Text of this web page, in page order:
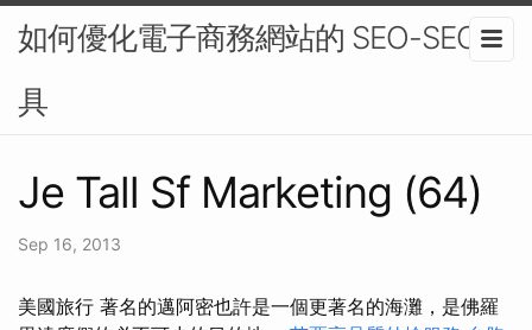
如何優化電子商務網站的 SEO-SEO工
具
Je Tall Sf Marketing (64)
Sep 16, 2013
美國旅行 著名的邁阿密也許是一個更著名的海灘，是佛羅